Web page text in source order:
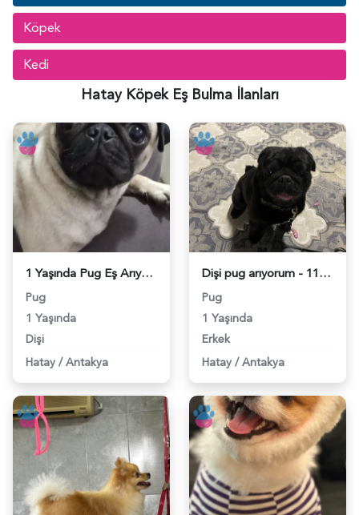
Köpek
Kedi
Hatay Köpek Eş Bulma İlanları
1 Yaşında Pug Eş Arıyor - 118983984
Pug
1 Yaşında
Dişi
Hatay / Antakya
Dişi pug arıyorum - 118983379
Pug
1 Yaşında
Erkek
Hatay / Antakya